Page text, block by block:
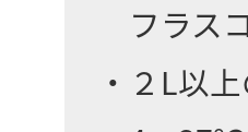
フラス
・２L以